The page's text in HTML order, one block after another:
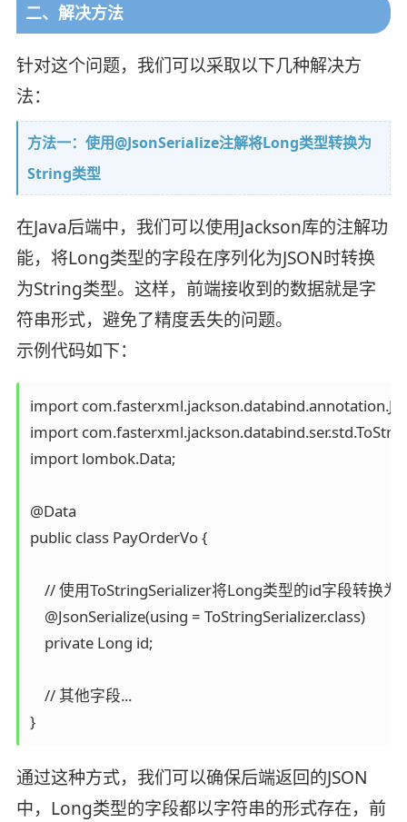
二、解决方法
针对这个问题，我们可以采取以下几种解决方
法：
方法一：使用@JsonSerialize注解将Long类型转换为
String类型
在Java后端中，我们可以使用Jackson库的注解功
能，将Long类型的字段在序列化为JSON时转换
为String类型。这样，前端接收到的数据就是字
符串形式，避免了精度丢失的问题。
示例代码如下：
import
import
import lombok.Data;
@Data
public class PayOrderVo {
// 使用ToStringSerializer将Long类型的id字段转换
    @JsonSerialize(using = ToStringSerializer.class)
    private Long id;
    // 其他字段...
}
通过这种方式，我们可以确保后端返回的JSON
中，Long类型的字段都以字符串的形式存在，前